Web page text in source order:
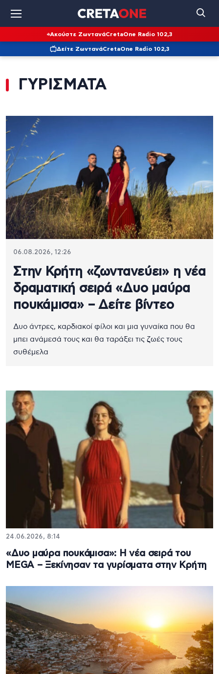
Ακούστε ΖωντανάCretaOne Radio 102,3
Δείτε ΖωντανάCretaOne Radio 102,3
ΓΥΡΙΣΜΑΤΑ
06.08.2026, 12:26
Στην Κρήτη «ζωντανεύει» η νέα
δραματική σειρά «Δυο μαύρα
πουκάμισα» – Δείτε βίντεο
Δυο άντρες, καρδιακοί φίλοι και μια γυναίκα που θα
μπει ανάμεσά τους και θα ταράξει τις ζωές τους
συθέμελα
24.06.2026, 8:14
«Δυο μαύρα πουκάμισα»: Η νέα σειρά του
MEGA – Ξεκίνησαν τα γυρίσματα στην Κρήτη